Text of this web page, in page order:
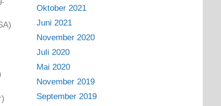
Oktober 2021
Juni 2021
November 2020
Juli 2020
Mai 2020
November 2019
September 2019